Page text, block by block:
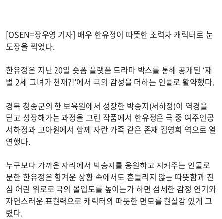
[OSEN=장우영 기자] 배우 한유정이 따뜻한 조력자 캐릭터로 눈
도장을 찍었다.
한유정은 지난 20일 숏폼 플랫폼 드라마 박스를 통해 공개된 ‘재
벌 2세 그녀가 천재?!’에서 극의 감성을 더하는 인물로 활약했다.
경북 청송군의 한 보육원에서 성장한 박승지(서하정)이 역경을
딛고 성장해가는 과정을 그린 작품에서 한유정은 극 중 여주인공
서하정과 고아원에서 함께 자란 가족 같은 존재 김영희 역으로 열
연했다.
누구보다 가까운 자리에서 박승지를 응원하고 지켜주는 인물로
분한 한유정은 힘겨운 상황 속에서도 흔들리지 않는 따뜻함과 진
심 어린 위로로 극의 몰입도를 높이는가 하면 섬세한 감정 연기와
자연스러운 표현력으로 캐릭터의 따뜻한 면모를 현실감 있게 그
렸다.